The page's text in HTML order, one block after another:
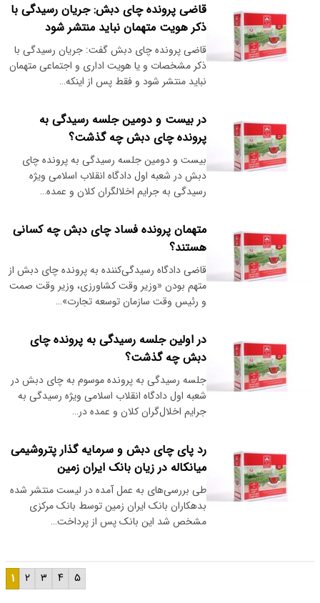
قاضی پرونده چای دبش: جریان رسیدگی با
ذکر هویت متهمان نباید منتشر شود
قاضی پرونده چای دبش گفت: جریان رسیدگی با
ذکر مشخصات و یا هویت اداری و اجتماعی متهمان
نباید منتشر شود و فقط پس از اینکه…
در بیست و دومین جلسه رسیدگی به
پرونده چای دبش چه گذشت؟
بیست و دومین جلسه رسیدگی به پرونده چای
دبش در شعبه اول دادگاه انقلاب اسلامی ویژه
رسیدگی به جرایم اخلالگران کلان و عمده…
متهمان پرونده فساد چای دبش چه کسانی
هستند؟
قاضی دادگاه رسیدگی‌کننده به پرونده چای دبش از
متهم بودن «وزیر وقت کشاورزی، وزیر وقت صمت
و رئیس وقت سازمان توسعه تجارت»…
در اولین جلسه رسیدگی به پرونده چای
دبش چه گذشت؟
جلسه رسیدگی به پرونده موسوم به چای دبش در
شعبه اول دادگاه انقلاب اسلامی ویژه رسیدگی به
جرایم اخلال‌گران کلان و عمده در…
رد پای چای دبش و سرمایه گذار پتروشیمی
میانکاله در زیان بانک ایران زمین
طی بررسی‌های به عمل آمده در لیست منتشر شده
بدهکاران بانک ایران زمین توسط بانک‌ مرکزی
مشخص شد این بانک پس از پرداخت…
۱ ۲ ۳ ۴ ۵